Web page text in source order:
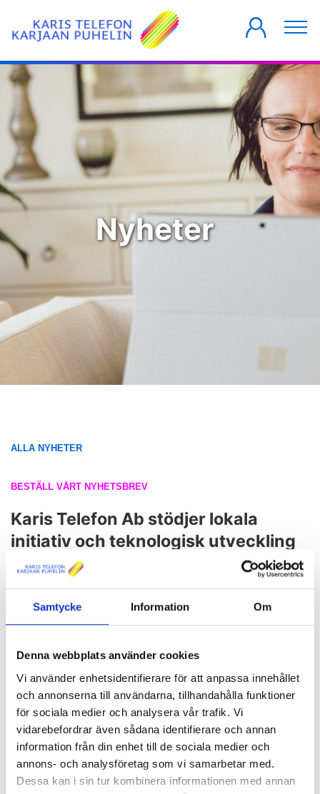
Samtycke Information Om
Denna webbplats använder cookies
Vi använder enhetsidentifierare för att anpassa innehållet
och annonserna till användarna, tillhandahålla funktioner
för sociala medier och analysera vår trafik. Vi
vidarebefordrar även sådana identifierare och annan
information från din enhet till de sociala medier och
annons- och analysföretag som vi samarbetar med.
Dessa kan i sin tur kombinera informationen med annan
FÖRETAG
ALLA NYHETER
BESTÄLL VÅRT NYHETSBREV
Nyheter
Karis Telefon Ab stödjer lokala
initiativ och teknologisk utveckling
Nyheter Publicerad 16.01.2025
2025: vårt sponsorprogram och ansökningen för Henrik
Ekbloms teknologistipendium.